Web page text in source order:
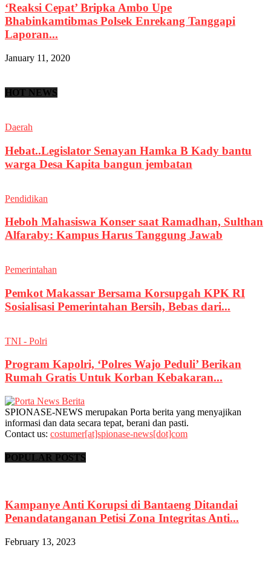
‘Reaksi Cepat’ Bripka Ambo Upe
Bhabinkamtibmas Polsek Enrekang Tanggapi
Laporan...
January 11, 2020
HOT NEWS
Daerah
Hebat..Legislator Senayan Hamka B Kady bantu
warga Desa Kapita bangun jembatan
Pendidikan
Heboh Mahasiswa Konser saat Ramadhan, Sulthan
Alfaraby: Kampus Harus Tanggung Jawab
Pemerintahan
Pemkot Makassar Bersama Korsupgah KPK RI
Sosialisasi Pemerintahan Bersih, Bebas dari...
TNI - Polri
Program Kapolri, ‘Polres Wajo Peduli’ Berikan
Rumah Gratis Untuk Korban Kebakaran...
SPIONASE-NEWS merupakan Porta berita yang menyajikan
informasi dan data secara tepat, berani dan pasti.
Contact us: costumer[at]spionase-news[dot]com
POPULAR POSTS
Kampanye Anti Korupsi di Bantaeng Ditandai
Penandatanganan Petisi Zona Integritas Anti...
February 13, 2023